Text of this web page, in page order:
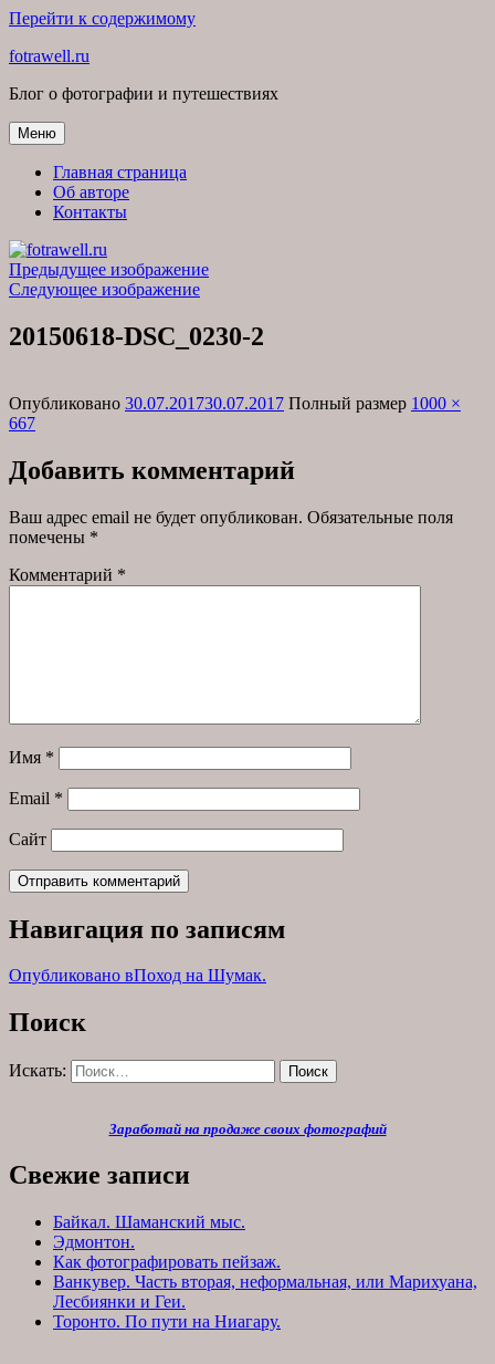
Перейти к содержимому
fotrawell.ru
Блог о фотографии и путешествиях
Меню
Главная страница
Об авторе
Контакты
Предыдущее изображение
Следующее изображение
20150618-DSC_0230-2
Опубликовано 30.07.201730.07.2017 Полный размер 1000 ×
667
Добавить комментарий
Ваш адрес email не будет опубликован. Обязательные поля
помечены *
Комментарий *
Имя *
Email *
Сайт
Навигация по записям
Опубликовано вПоход на Шумак.
Поиск
Искать: Поиск
Заработай на продаже своих фотографий
Свежие записи
Байкал. Шаманский мыс.
Эдмонтон.
Как фотографировать пейзаж.
Ванкувер. Часть вторая, неформальная, или Марихуана,
Лесбиянки и Геи.
Торонто. По пути на Ниагару.